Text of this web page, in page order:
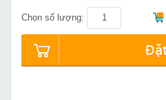
Chọn số lượng: